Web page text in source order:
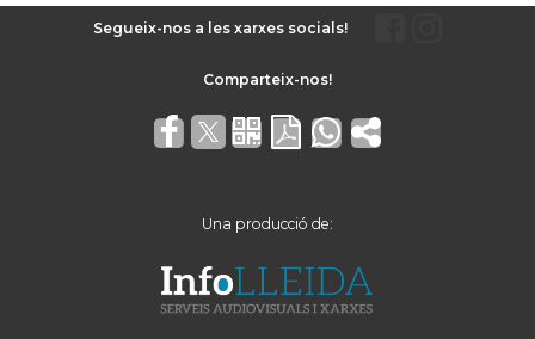
Segueix-nos a les xarxes socials!
Una producció de: